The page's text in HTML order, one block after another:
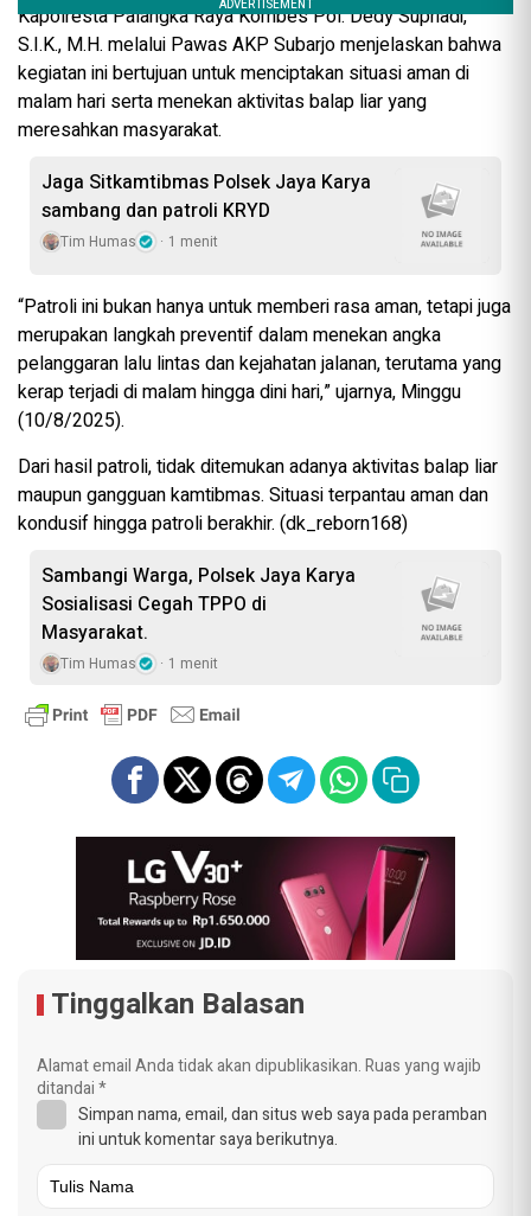
Kapolresta Palangka Raya Kombes Pol. Dedy Supriadi,
S.I.K., M.H. melalui Pawas AKP Subarjo menjelaskan bahwa
kegiatan ini bertujuan untuk menciptakan situasi aman di
malam hari serta menekan aktivitas balap liar yang
meresahkan masyarakat.
Jaga Sitkamtibmas Polsek Jaya Karya
sambang dan patroli KRYD
Tim Humas 1 menit
“Patroli ini bukan hanya untuk memberi rasa aman, tetapi juga
merupakan langkah preventif dalam menekan angka
pelanggaran lalu lintas dan kejahatan jalanan, terutama yang
kerap terjadi di malam hingga dini hari,” ujarnya, Minggu
(10/8/2025).
Dari hasil patroli, tidak ditemukan adanya aktivitas balap liar
maupun gangguan kamtibmas. Situasi terpantau aman dan
kondusif hingga patroli berakhir. (dk_reborn168)
Sambangi Warga, Polsek Jaya Karya
Sosialisasi Cegah TPPO di
Masyarakat.
Tim Humas 1 menit
Tinggalkan Balasan
Alamat email Anda tidak akan dipublikasikan.Ruas yang wajib
ditandai*
Simpan nama, email, dan situs web saya pada peramban
ini untuk komentar saya berikutnya.